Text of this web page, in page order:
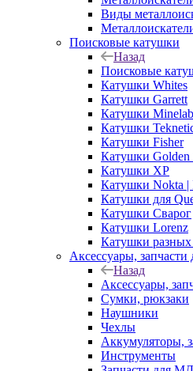
Виды
Поисковые катушки
Назад
Поисковые
Катушки Whites
Катушки Garrett
Катушки Minelab
Катушки
Катушки Fisher
Катушки Golden
Катушки XP
Катушки Nokta |
Катушки для
Катушки Сварог
Катушки Lorenz
Катушки разных
Аксессуары,
Назад
Аксессуары,
Сумки, рюкзаки
Наушники
Чехлы
Аккумуляторы,
Инструменты